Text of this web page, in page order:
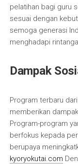
pelatihan bagi guru
sesuai dengan
semoga generasi
menghadapi
Dampak
Program terbaru
memberikan
Program-program
berfokus kepada
berupaya
kyoryokutai.com